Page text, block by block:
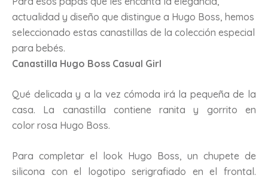
actualidad y diseño que distingue a Hugo Boss, hemos
seleccionado estas canastillas de la colección especial
para bebés.
Canastilla Hugo Boss Casual Girl
Qué delicada y a la vez cómoda irá la pequeña de la
casa. La canastilla contiene ranita y gorrito en
color rosa Hugo Boss.
Para completar el look Hugo Boss, un chupete de
silicona con el logotipo serigrafiado en el frontal.